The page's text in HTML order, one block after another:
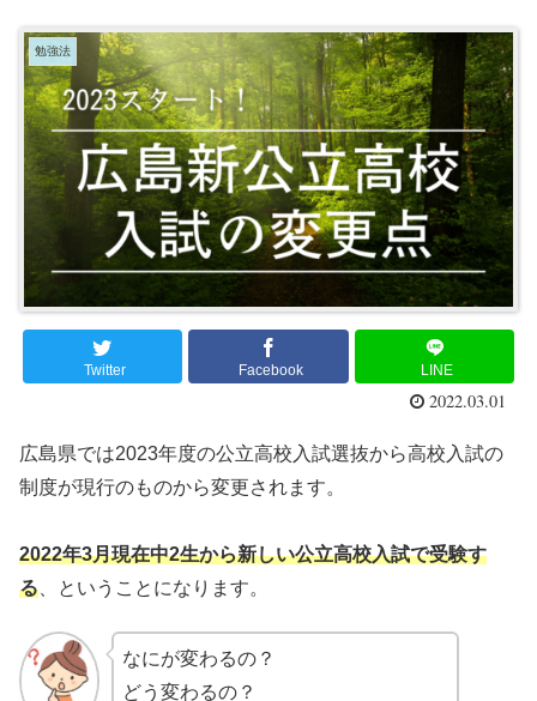
勉強法
Twitter Facebook LINE
2022.03.01
広島県では2023年度の公立高校入試選抜から高校入試の
制度が現行のものから変更されます。
2022年3月現在中2生から新しい公立高校入試で受験す
る 、ということになります。
なにが変わるの？
どう変わるの？